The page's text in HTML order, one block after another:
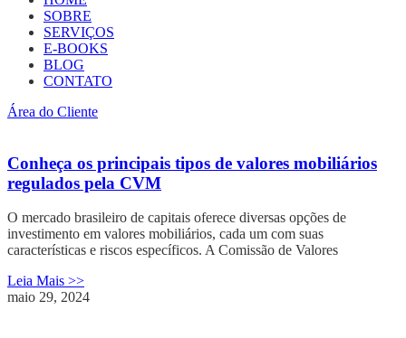
SOBRE
SERVIÇOS
E-BOOKS
BLOG
CONTATO
Área do Cliente
Conheça os principais tipos de valores mobiliários
regulados pela CVM
O mercado brasileiro de capitais oferece diversas opções de
investimento em valores mobiliários, cada um com suas
características e riscos específicos. A Comissão de Valores
Leia Mais >>
maio 29, 2024